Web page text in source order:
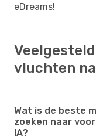
eDreams!
vluchten
Wat is de beste
zoeken naar
IA?